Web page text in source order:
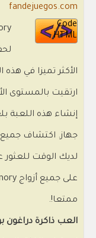
fandejuegos.com
Code
HTML
الأكثر تميزا في
ارتقيت بالمستوى
جهاز. اكتشاف جميع
لديك الوقت للعثور
ممتعا!.
العب ذاكرة دراغون